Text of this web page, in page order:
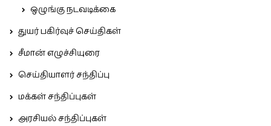
ஒழுங்கு நடவடிக்கை
துயர் பகிர்வுச் செய்திகள்
சீமான் எழுச்சியுரை
செய்தியாளர் சந்திப்பு
மக்கள் சந்திப்புகள்
அரசியல் சந்திப்புகள்